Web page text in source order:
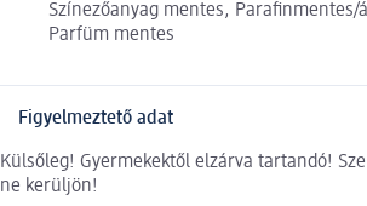
Színezőanyag mentes, Parafinmentes/
Parfüm mentes
Figyelmeztető adat
Külsőleg! Gyermekektől elzárva tartandó!
ne kerüljön!